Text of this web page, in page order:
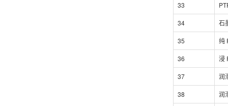
33
34 石
35 纯
36 浸
37 润
38 润